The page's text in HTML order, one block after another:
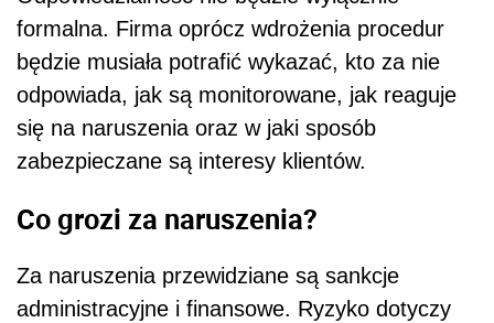
formalna. Firma oprócz wdrożenia procedur
będzie musiała potrafić wykazać, kto za nie
odpowiada, jak są monitorowane, jak reaguje
się na naruszenia oraz w jaki sposób
zabezpieczane są interesy klientów.
Co grozi za naruszenia?
Za naruszenia przewidziane są sankcje
administracyjne i finansowe. Ryzyko dotyczy